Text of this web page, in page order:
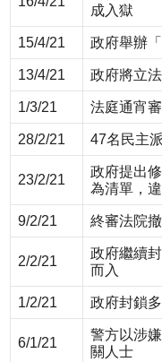
成入獄
15/4/21 政府舉辦
13/4/21 政府將立
1/3/21 法庭通宵
28/2/21 47名民主
23/2/21
政府提出
為清單，
9/2/21 終審法院
2/2/21
政府繼續
而入
1/2/21 政府封鎖
6/1/21
警方以涉
關人士